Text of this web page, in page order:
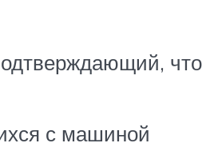
что
с машиной